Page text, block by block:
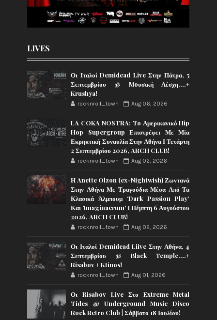
LIVES
Οι Ιταλοί Demidead Live Στην Πάτρα, 5
Σεπτεμβρίου @ Moυσική Λέσχη….+
Krushya!
rocknroll_town Aug 06, 2026
LA COKA NOSTRA: To Αμερικανικό Hip
Hop Supergroup Επιστρέφει Με Μία
Εκρηκτική Συναυλία Στην Αθήνα Ι Τετάρτη
2 Σεπτεμβρίου 2026, ARCH CLUB!
rocknroll_town Aug 02, 2026
Η Anette Olzon (ex-Nightwish) Ζωντανά
Στην Αθήνα Με Τραγούδια Μέσα Από Τα
Κλασικά Άλμπουμ ‘Dark Passion Play’
Και ‘Imaginaerum’ I Πέμπτη 6 Αυγούστου
2026, ARCH CLUB!
rocknroll_town Aug 02, 2026
Οι Ιταλοί Demidead Liive Στην Αθήνα, 4
Σεπτεμβρίου @ Black Temple….+
Risabov + Ktinos!
rocknroll_town Aug 01, 2026
Οι Risabov Live Στο Extreme Metal
Tides @ Underground Music Disco
Rock Retro Club | Σάββατο 18 Ιουλίου!